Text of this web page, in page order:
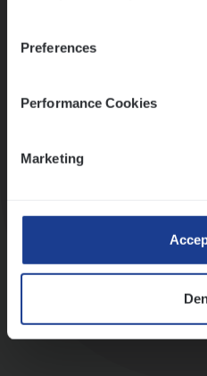
Preferences
Performance Cookies
Marketing